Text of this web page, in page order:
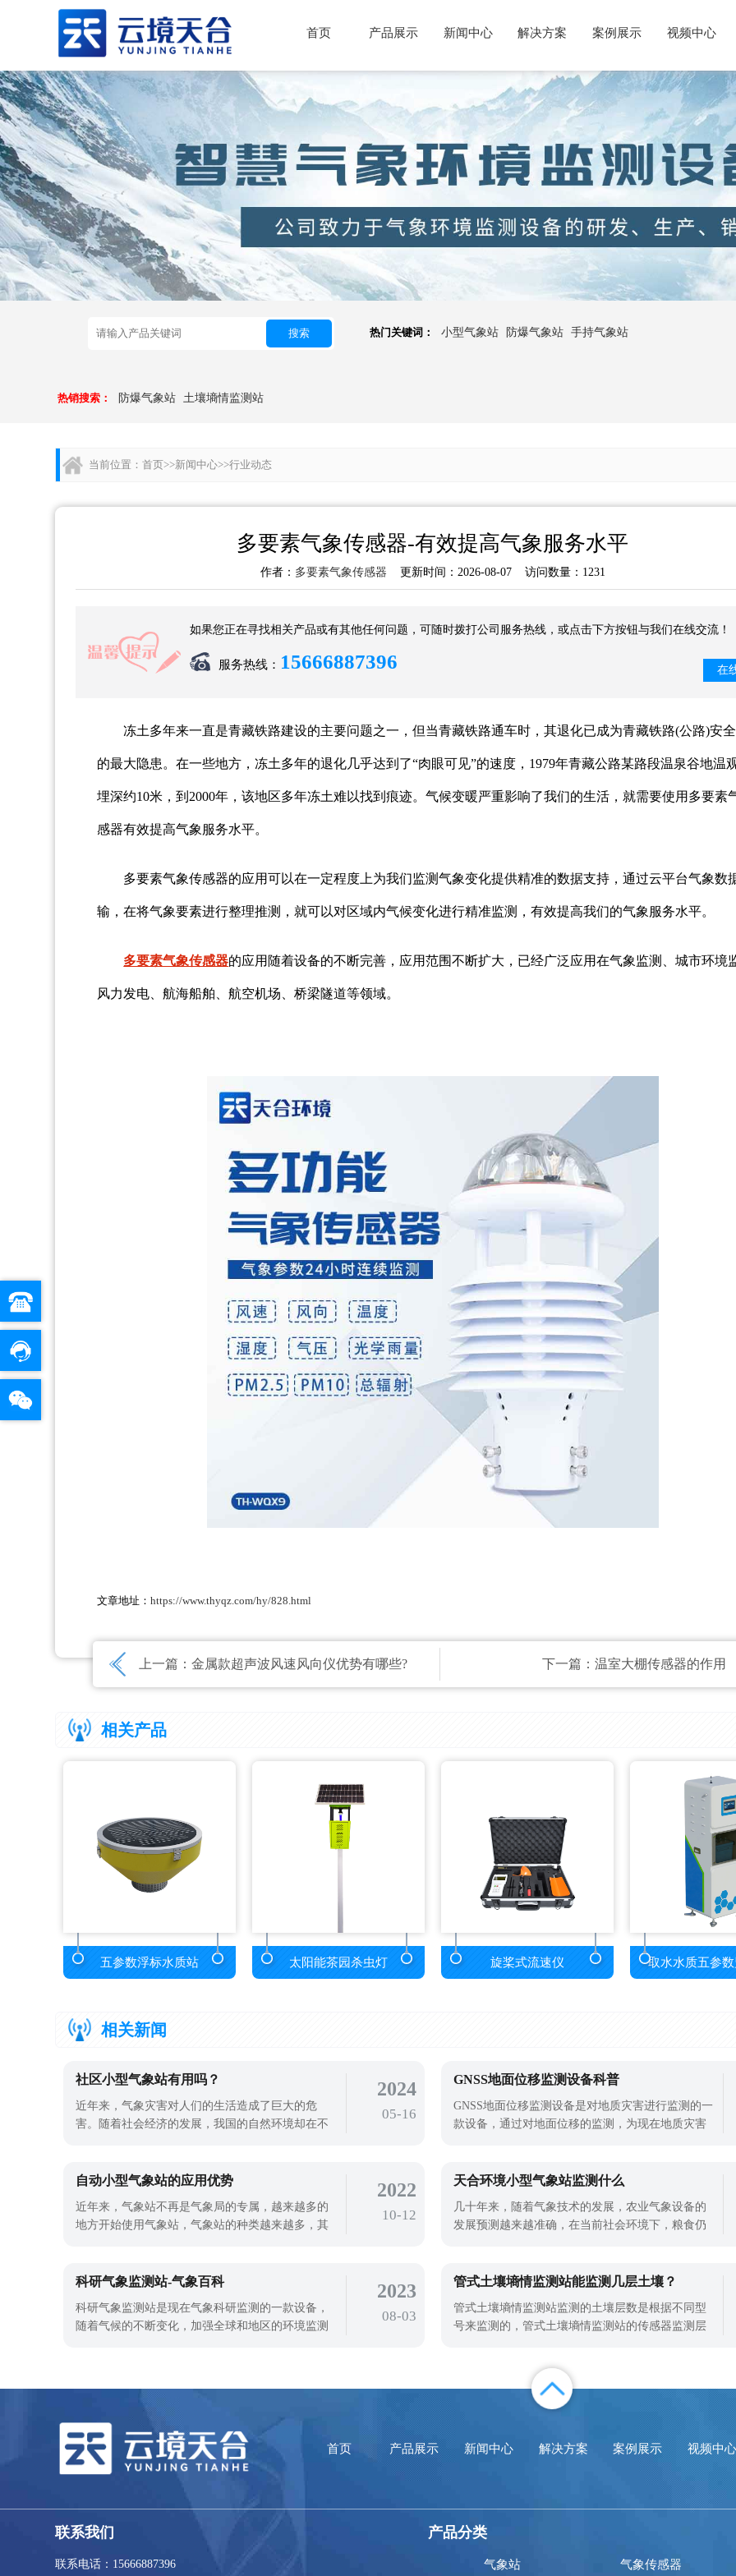
首页 产品展示 新闻中心 解决方案 案例展示 视频中心
搜索 热门关键词： 小型气象站 防爆气象站 手持气象站
热销搜索： 防爆气象站 土壤墒情监测站
当前位置：首页>>新闻中心>>行业动态
多要素气象传感器-有效提高气象服务水平
作者： 多要素气象传感器 更新时间：2026-08-07 访问数量：1231
如果您正在寻找相关产品或有其他任何问题，可随时拨打公司服务热线，或点击下方按钮与我们在线交流！
服务热线： 15666887396 在
冻土多年来一直是青藏铁路建设的主要问题之一，但当青藏铁路通车时，其退化已成为青藏铁路(公路)安
的最大隐患。在一些地方，冻土多年的退化几乎达到了“肉眼可见”的速度，1979年青藏公路某路段温泉谷地温
埋深约10米，到2000年，该地区多年冻土难以找到痕迹。气候变暖严重影响了我们的生活，就需要使用多要素
感器有效提高气象服务水平。
多要素气象传感器的应用可以在一定程度上为我们监测气象变化提供精准的数据支持，通过云平台气象数
输，在将气象要素进行整理推测，就可以对区域内气候变化进行精准监测，有效提高我们的气象服务水平。
多要素气象传感器的应用随着设备的不断完善，应用范围不断扩大，已经广泛应用在气象监测、城市环境
风力发电、航海船舶、航空机场、桥梁隧道等领域。
文章地址：https://www.thyqz.com/hy/828.html
上一篇：金属款超声波风速风向仪优势有哪些? 下一篇：温室大棚传感器的作用
相关产品
五参数浮标水质站 太阳能茶园杀虫灯 旋桨式流速仪 取水水质五参
相关新闻
社区小型气象站有用吗？
近年来，气象灾害对人们的生活造成了巨大的危
害。随着社会经济的发展，我国的自然环境却在不
灾害，我们需要通过气象监测来减少和预防灾害的
气象监测设备，可以提高居民的气象意识和
2024
05-16
GNSS地面位移监测设备科普
GNSS地面位移监测设备是对地质灾害进行监测的一
款设备，通过对地面位移的监测，为现在地质灾害
诱导因素的影响后，立即移动，如强烈地震、暴
爆破等，将会有大量的滑坡。山体滑坡多发
自动小型气象站的应用优势
近年来，气象站不再是气象局的专属，越来越多的
地方开始使用气象站，气象站的种类越来越多，其
印象仍然是一种提醒人们服装和保暖的仪器和设
文、工业、环保、科研等环境监测等领域，应
2022
10-12
天合环境小型气象站监测什么
几十年来，随着气象技术的发展，农业气象设备的
发展预测越来越准确，在当前社会环境下，粮食仍
气象站可以实时监测气象数据，监测气象数据可以
观测。天合环境小型气象站就是一款被广
科研气象监测站-气象百科
科研气象监测站是现在气象科研监测的一款设备，
随着气候的不断变化，加强全球和地区的环境监测
鼓励国际组织为气候脆弱地区提供可能的文化保护
政策或资源支持，并在研究和实践、教育
2023
08-03
管式土壤墒情监测站能监测几层土壤？
管式土壤墒情监测站监测的土壤层数是根据不同型
号来监测的，管式土壤墒情监测站的传感器监测层
度的土壤水分测量仪器，具有高灵敏度。通过对土
壤中介电常数的分析，可以准确反映土壤中的水分
首页 产品展示 新闻中心 解决方案 案例展示 视频中
联系我们
联系电话：15666887396
产品分类
气象站 气象传感器